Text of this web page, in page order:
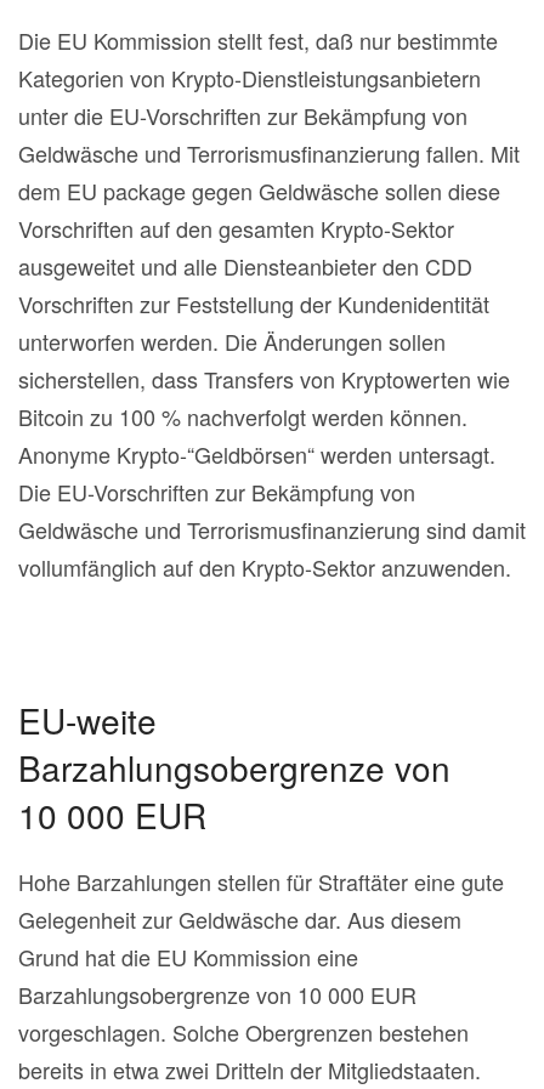
Die EU Kommission stellt fest, daß nur bestimmte
Kategorien von Krypto-Dienstleistungsanbietern
unter die EU-Vorschriften zur Bekämpfung von
Geldwäsche und Terrorismusfinanzierung fallen. Mit
dem EU package gegen Geldwäsche sollen diese
Vorschriften auf den gesamten Krypto-Sektor
ausgeweitet und alle Diensteanbieter den CDD
Vorschriften zur Feststellung der Kundenidentität
unterworfen werden. Die Änderungen sollen
sicherstellen, dass Transfers von Kryptowerten wie
Bitcoin zu 100 % nachverfolgt werden können.
Anonyme Krypto-“Geldbörsen“ werden untersagt.
Die EU-Vorschriften zur Bekämpfung von
Geldwäsche und Terrorismusfinanzierung sind damit
vollumfänglich auf den Krypto-Sektor anzuwenden.
EU-weite
Barzahlungsobergrenze von
10 000 EUR
Hohe Barzahlungen stellen für Straftäter eine gute
Gelegenheit zur Geldwäsche dar. Aus diesem
Grund hat die EU Kommission eine
Barzahlungsobergrenze von 10 000 EUR
vorgeschlagen. Solche Obergrenzen bestehen
bereits in etwa zwei Dritteln der Mitgliedstaaten.